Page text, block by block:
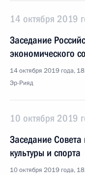
14 октября 2019
Заседание
экономического
14 октября 2019 года,
Эр-Рияд
10 октября 2019
Заседание
культуры и спорта
10 октября 2019 года,